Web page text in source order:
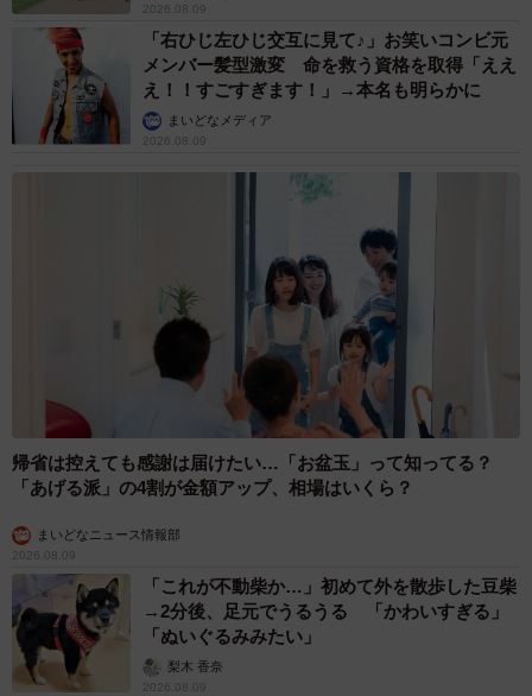
2026.08.09
「右ひじ左ひじ交互に見て♪」お笑いコンビ元
メンバー髪型激変 命を救う資格を取得「ええ
え！！すごすぎます！」→本名も明らかに
まいどなメディア
2026.08.09
帰省は控えても感謝は届けたい…「お盆玉」って知ってる？
「あげる派」の4割が金額アップ、相場はいくら？
まいどなニュース情報部
2026.08.09
「これが不動柴か…」初めて外を散歩した豆柴
→2分後、足元でうるうる 「かわいすぎる」
「ぬいぐるみみたい」
梨木 香奈
2026.08.09